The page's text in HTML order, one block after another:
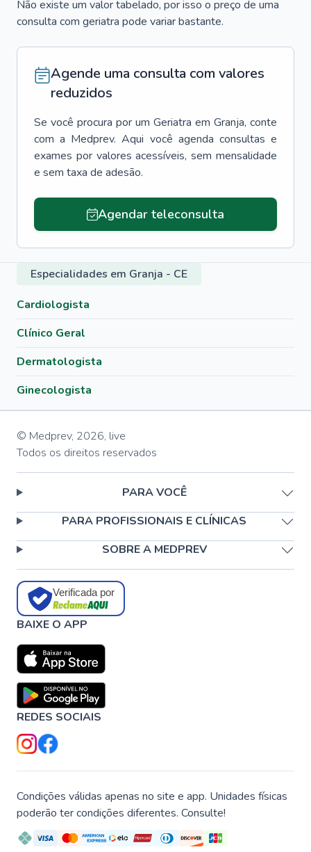
Não existe um valor tabelado, por isso o preço de uma
consulta com geriatra pode variar bastante.
Agende uma consulta com valores
reduzidos
Se você procura por um Geriatra em Granja, conte
com a Medprev. Aqui você agenda consultas e
exames por valores acessíveis, sem mensalidade
e sem taxa de adesão.
Agendar teleconsulta
Especialidades em Granja - CE
Cardiologista
Clínico Geral
Dermatologista
Ginecologista
© Medprev, 2026, live
Todos os direitos reservados
PARA VOCÊ
PARA PROFISSIONAIS E CLÍNICAS
SOBRE A MEDPREV
Verificada por
BAIXE O APP
REDES SOCIAIS
Condições válidas apenas no site e app. Unidades físicas
poderão ter condições diferentes. Consulte!